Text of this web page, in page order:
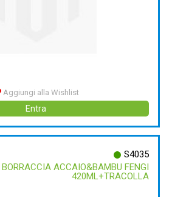
Aggiungi alla Wishlist
Entra
S4035
BORRACCIA ACCAIO&BAMBU FENGI
420ML+TRACOLLA